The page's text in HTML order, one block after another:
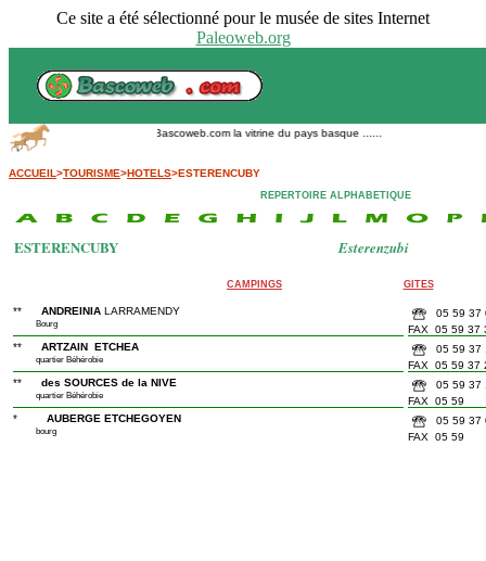
Ce site a été sélectionné pour le musée de sites Internet
Paleoweb.org
Bascoweb.com la vitrine du pays basque ......
ACCUEIL>TOURISME>HOTELS>ESTERENCUBY
REPERTOIRE ALPHABETIQUE
ESTERENCUBY Esterenzubi
CAMPINGS GITES
** ANDREINIA LARRAMENDY
Bourg
05 59 37
FAX 05 59 37
**
ARTZAIN ETCHEA
quartier Béhérobie
05 59 37
FAX 05 59 37
**
des SOURCES de la NIVE
quartier Béhérobie
05 59 37
FAX 05 59
* AUBERGE ETCHEGOYEN
bourg
05 59 37
FAX 05 59